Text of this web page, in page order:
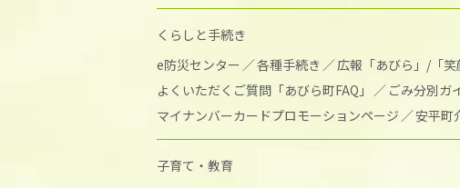
くらしと手続き
e防災センター
各種手続き 広報「あびら」/「笑
よくいただくご質問「あびら町FAQ」
ごみ分別ガ
マイナンバーカードプロモーションページ
安平町
子育て・教育